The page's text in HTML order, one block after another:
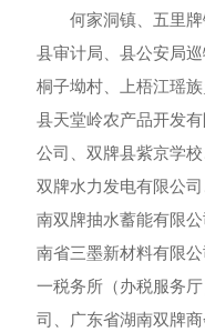
何家洞镇、五里
县审计局、县公安局
桐子坳村、上梧江瑶
县天堂岭农产品开发
公司、双牌县紫京学
双牌水力发电有限公
南双牌抽水蓄能有限
南省三墨新材料有限
一税务所（办税服务
司、广东省湖南双牌